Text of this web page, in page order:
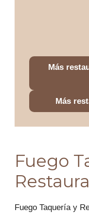
Más
Más
Fuego
Fuego Taquería y